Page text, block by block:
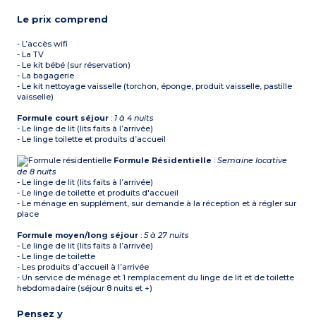
Le prix comprend
- L’accès wifi
- La TV
- Le kit bébé (sur réservation)
- La bagagerie
- Le kit nettoyage vaisselle (torchon, éponge, produit vaisselle, pastille
vaisselle)
Formule court séjour : 1 à 4 nuits
- Le linge de lit (lits faits à l’arrivée)
- Le linge toilette et produits d’accueil
Formule Résidentielle :Semaine locative
de 8 nuits
- Le linge de lit (lits faits à l’arrivée)
- Le linge de toilette et produits d'accueil
- Le ménage en supplément, sur demande à la réception et à régler sur
place
Formule moyen/long séjour :5 à 27 nuits
- Le linge de lit (lits faits à l’arrivée)
- Le linge de toilette
- Les produits d’accueil à l’arrivée
- Un service de ménage et 1 remplacement du linge de lit et de toilette
hebdomadaire (séjour 8 nuits et +)
Pensez y